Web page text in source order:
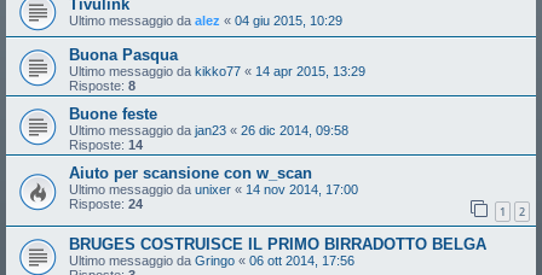
Tivulink
Ultimo messaggio da alez « 04 giu 2015, 10:29
Buona Pasqua
Ultimo messaggio da kikko77 « 14 apr 2015, 13:29
Risposte: 8
Buone feste
Ultimo messaggio da jan23 « 26 dic 2014, 09:58
Risposte: 14
Aiuto per scansione con w_scan
Ultimo messaggio da unixer « 14 nov 2014, 17:00
Risposte: 24 1 2
BRUGES COSTRUISCE IL PRIMO BIRRADOTTO BELGA
Ultimo messaggio da Gringo « 06 ott 2014, 17:56